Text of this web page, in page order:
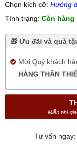
Chọn kích cỡ: Hướng
Tình trạng: Còn hàng
🎁 Ưu đãi và quà
Mời Quý khách
HÀNG THÂN
Miễn phí
Tư vấn ngay: